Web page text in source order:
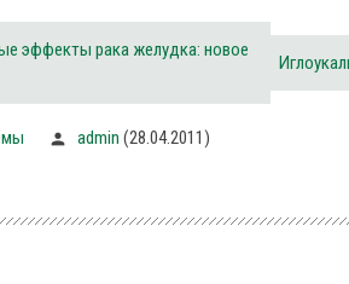
эффекты рака желудка: новое
admin (28.04.2011)